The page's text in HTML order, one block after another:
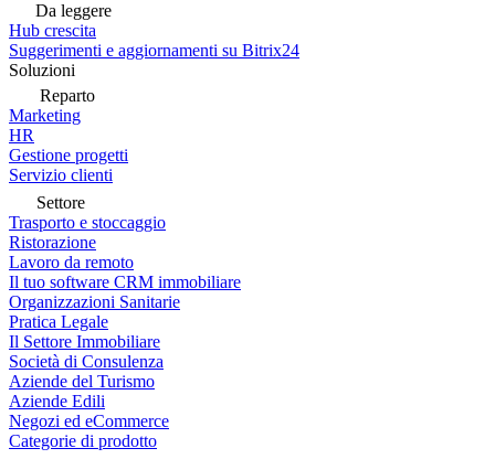
Da leggere
Hub crescita
Suggerimenti e aggiornamenti su Bitrix24
Soluzioni
Reparto
Marketing
HR
Gestione progetti
Servizio clienti
Settore
Trasporto e stoccaggio
Ristorazione
Lavoro da remoto
Il tuo software CRM immobiliare
Organizzazioni Sanitarie
Pratica Legale
Il Settore Immobiliare
Società di Consulenza
Aziende del Turismo
Aziende Edili
Negozi ed eCommerce
Categorie di prodotto